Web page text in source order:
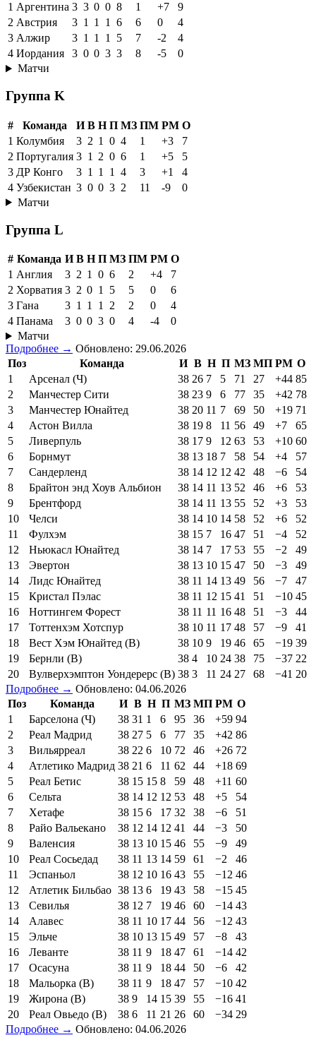
1 Аргентина 3 3 0 0 8 1 +7
9
2 Австрия 3 1 1 1 6 6 0
4
3 Алжир 3 1 1 1 5 7 -2
4
4 Иордания 3 0 0 3 3 8 -5
0
Матчи
Группа K
# Команда И В Н П МЗ ПМ РМ О
1 Колумбия 3 2 1 0 4 1 +3
7
2 Португалия 3 1 2 0 6 1 +5
5
3 ДР Конго 3 1 1 1 4 3 +1
4
4 Узбекистан 3 0 0 3 2 11 -9
0
Матчи
Группа L
# Команда И В Н П МЗ ПМ РМ О
1 Англия 3 2 1 0 6 2 +4
7
2 Хорватия 3 2 0 1 5 5 0
6
3 Гана 3 1 1 1 2 2 0
4
4 Панама 3 0 0 3 0 4 -4
0
Матчи
Подробнее → Обновлено: 29.06.2026
Поз
Команда И В Н П МЗ МП РМ О
1
Арсенал (Ч) 38 26 7 5 71 27 +44 85
2
Манчестер Сити 38 23 9 6 77 35 +42 78
3
Манчестер Юнайтед 38 20 11 7 69 50 +19 71
4
Астон Вилла 38 19 8 11 56 49 +7
65
5
Ливерпуль 38 17 9 12 63 53 +10 60
6
Борнмут 38 13 18 7 58 54 +4
57
7
Сандерленд 38 14 12 12 42 48 −6
54
8
Брайтон энд Хоув Альбион 38 14 11 13 52 46 +6
53
9
Брентфорд 38 14 11 13 55 52 +3
53
10
Челси 38 14 10 14 58 52 +6
52
11
Фулхэм 38 15 7 16 47 51 −4
52
12
Ньюкасл Юнайтед 38 14 7 17 53 55 −2
49
13
Эвертон 38 13 10 15 47 50 −3
49
14
Лидс Юнайтед 38 11 14 13 49 56 −7
47
15
Кристал Пэлас 38 11 12 15 41 51 −10 45
16
Ноттингем Форест 38 11 11 16 48 51 −3
44
17
Тоттенхэм Хотспур 38 10 11 17 48 57 −9
41
18
Вест Хэм Юнайтед (В) 38 10 9 19 46 65 −19 39
19
Бернли (В) 38 4 10 24 38 75 −37 22
20
Вулверхэмптон Уондерерс (В) 38 3 11 24 27 68 −41 20
Подробнее → Обновлено: 04.06.2026
Поз
Команда И В Н П МЗ МП РМ О
1
Барселона (Ч) 38 31 1 6 95 36 +59 94
2
Реал Мадрид 38 27 5 6 77 35 +42 86
3
Вильярреал 38 22 6 10 72 46 +26 72
4
Атлетико Мадрид 38 21 6 11 62 44 +18 69
5
Реал Бетис 38 15 15 8 59 48 +11 60
6
Сельта 38 14 12 12 53 48 +5
54
7
Хетафе 38 15 6 17 32 38 −6
51
8
Райо Вальекано 38 12 14 12 41 44 −3
50
9
Валенсия 38 13 10 15 46 55 −9
49
10
Реал Сосьедад 38 11 13 14 59 61 −2
46
11
Эспаньол 38 12 10 16 43 55 −12 46
12
Атлетик Бильбао 38 13 6 19 43 58 −15 45
13
Севилья 38 12 7 19 46 60 −14 43
14
Алавес 38 11 10 17 44 56 −12 43
15
Эльче 38 10 13 15 49 57 −8
43
16
Леванте 38 11 9 18 47 61 −14 42
17
Осасуна 38 11 9 18 44 50 −6
42
18
Мальорка (В) 38 11 9 18 47 57 −10 42
19
Жирона (В) 38 9 14 15 39 55 −16 41
20
Реал Овьедо (В) 38 6 11 21 26 60 −34 29
Подробнее → Обновлено: 04.06.2026